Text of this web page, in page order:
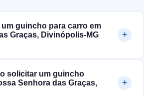
guincho para carro em
Graças, Divinópolis‑MG
solicitar um guincho
Senhora das Graças,